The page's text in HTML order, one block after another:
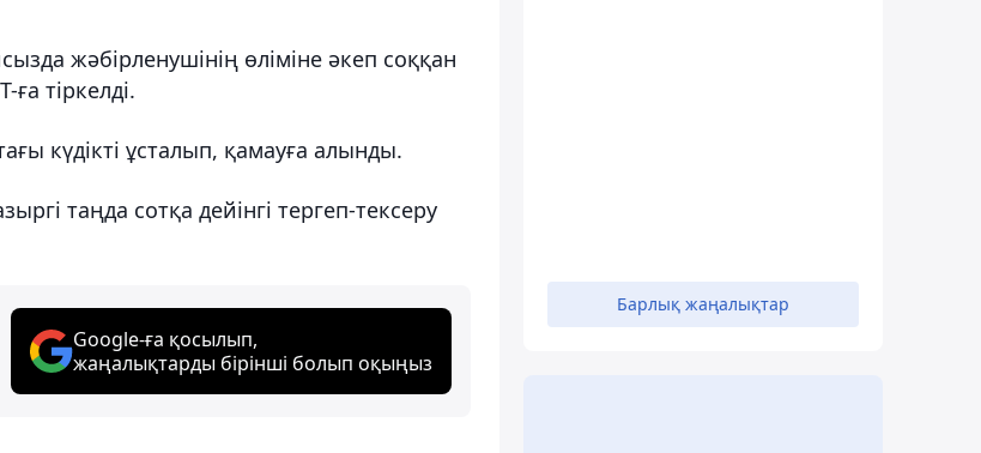
жәбірленушінің өліміне әкеп соққан
тіркелді.
күдікті ұсталып, қамауға алынды.
таңда сотқа дейінгі тергеп-тексеру
Google-ға қосылып,
жаңалықтарды бірінші болып оқыңыз
Барлық жаңалықтар